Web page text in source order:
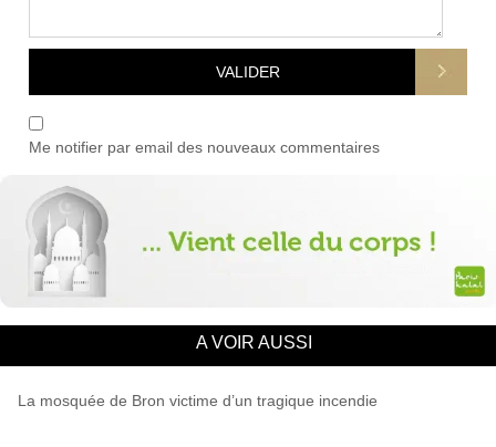
Me notifier par email des nouveaux commentaires
A VOIR AUSSI
La mosquée de Bron victime d’un tragique incendie